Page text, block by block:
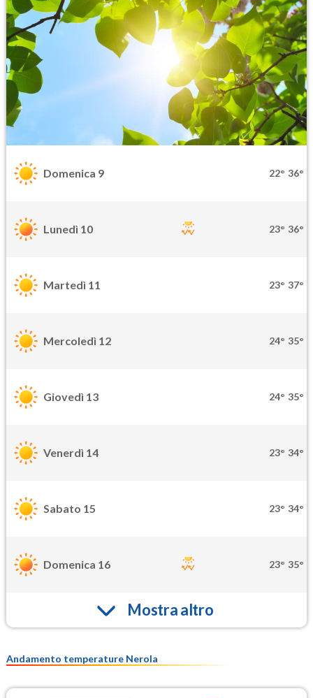
Domenica 9 22° 36°
Lunedì 10 23° 36°
Martedì 11 23° 37°
Mercoledì 12 24° 35°
Giovedì 13 24° 35°
Venerdì 14 23° 34°
Sabato 15 23° 34°
Domenica 16 23° 35°
Mostra altro
Andamento temperature Nerola